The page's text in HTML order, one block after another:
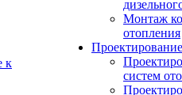
Монтаж
отопления
Проектирование
систем